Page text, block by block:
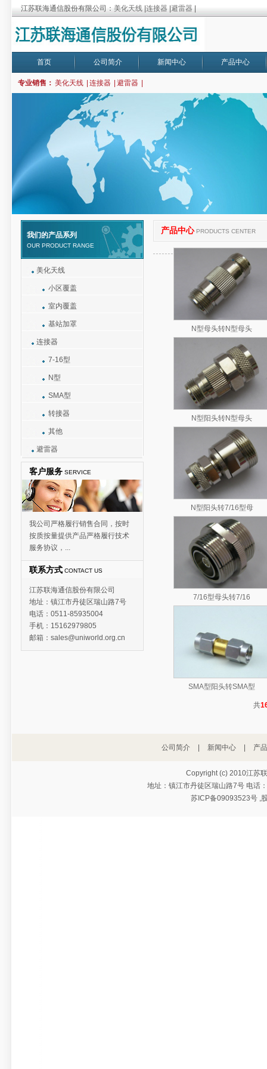
江苏联海通信股份有限公司： 美化天线 连接器 避雷器
首页 公司简介 新闻中心 产品中心
专业销售： 美化天线 连接器 避雷器
我们的产品系列
OUR PRODUCT RANGE
美化天线
小区覆盖
室内覆盖
基站加罩
连接器
7-16型
N型
SMA型
转接器
其他
避雷器
客户服务 SERVICE
我公司严格履行销售合同，按时
按质按量提供产品严格履行技术
服务协议，...
联系方式 CONTACT US
江苏联海通信股份有限公司
地址：镇江市丹徒区瑞山路7号
电话：0511-85935004
手机：15162979805
邮箱：sales@uniworld.org.cn
产品中心 PRODUCTS CENTER
N型母头转N型母头
N型阳头转N型母头
N型阳头转7/16型母
7/16型母头转7/16
SMA型阳头转SMA型
共
公司简介 新闻中心 产
Copyright (c) 2010江苏
地址：镇江市丹徒区瑞山路7号 电话
苏ICP备09093523号 ,